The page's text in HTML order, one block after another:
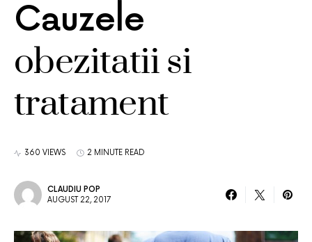
Cauzele
obezitatii si
tratament
360 VIEWS 2 MINUTE READ
CLAUDIU POP
AUGUST 22, 2017